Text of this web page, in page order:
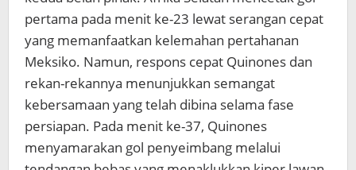
pertama pada menit ke-23 lewat serangan cepat
yang memanfaatkan kelemahan pertahanan
Meksiko. Namun, respons cepat Quinones dan
rekan-rekannya menunjukkan semangat
kebersamaan yang telah dibina selama fase
persiapan. Pada menit ke-37, Quinones
menyamarakan gol penyeimbang melalui